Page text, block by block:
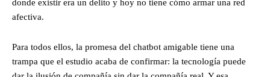
donde existir era un delito y hoy no tiene cómo armar una red
afectiva.
Para todos ellos, la promesa del chatbot amigable tiene una
trampa que el estudio acaba de confirmar: la tecnología puede